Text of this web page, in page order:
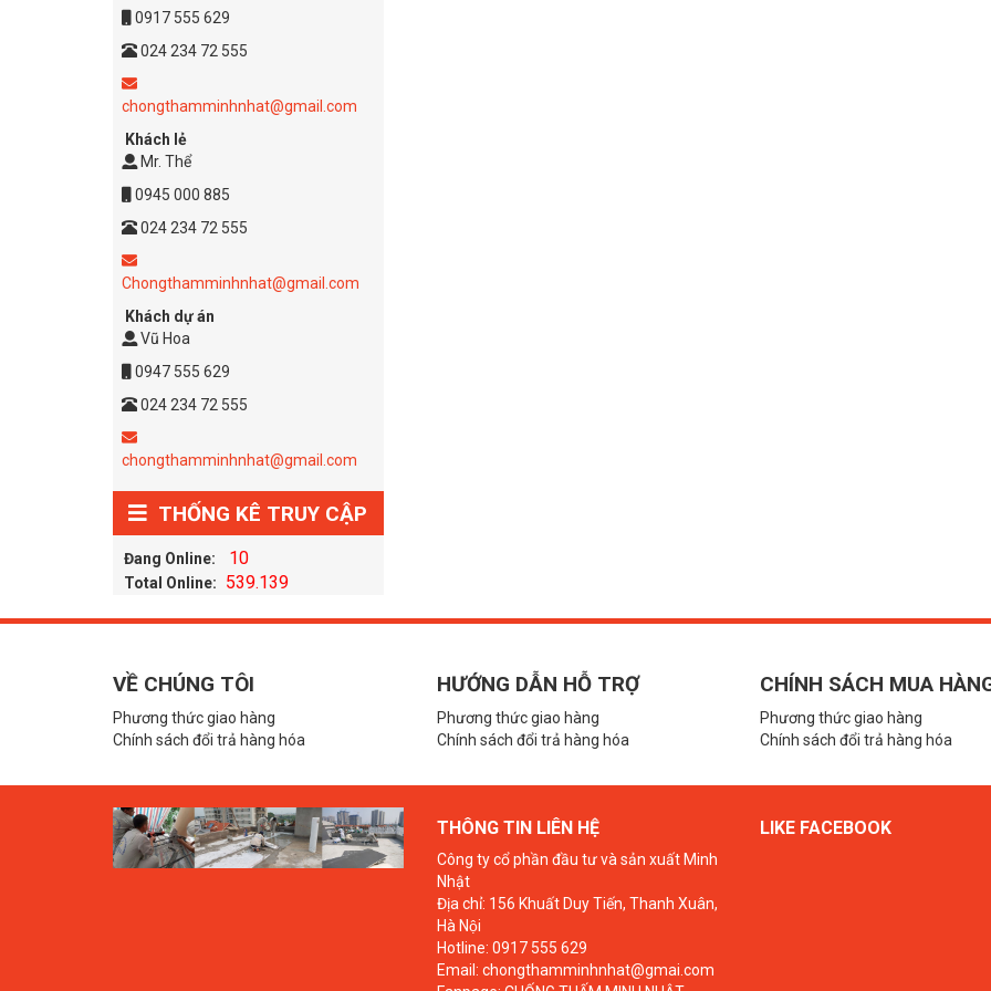
0917 555 629
024 234 72 555
chongthamminhnhat@gmail.com
Khách lẻ
Mr. Thể
0945 000 885
024 234 72 555
Chongthamminhnhat@gmail.com
Khách dự án
Vũ Hoa
0947 555 629
024 234 72 555
chongthamminhnhat@gmail.com
THỐNG KÊ TRUY CẬP
Đang Online: 10
Total Online: 539.139
VỀ CHÚNG TÔI
Phương thức giao hàng
Chính sách đổi trả hàng hóa
HƯỚNG DẪN HỖ TRỢ
Phương thức giao hàng
Chính sách đổi trả hàng hóa
CHÍNH SÁCH MUA
Phương thức giao hàng
Chính sách đổi trả hàng hóa
THÔNG TIN LIÊN HỆ
Công ty cổ phần đầu tư và sản xuất Minh
Nhật
Địa chỉ: 156 Khuất Duy Tiến, Thanh Xuân,
Hà Nội
Hotline: 0917 555 629
Email: chongthamminhnhat@gmai.com
LIKE FACEBOOK